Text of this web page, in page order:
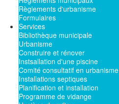
Règlements d'urbanisme
Formulaires
Services
Bibliothèque municipale
Urbanisme
Construire et rénover
Instsallation d'une piscine
Comité consultatif en urbanisme
Installations septiques
Planification et installation
Programme de vidange